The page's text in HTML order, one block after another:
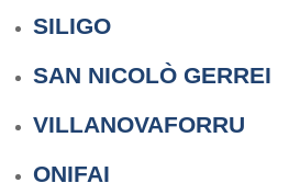
SILIGO
SAN NICOLÒ GERREI
VILLANOVAFORRU
ONIFAI